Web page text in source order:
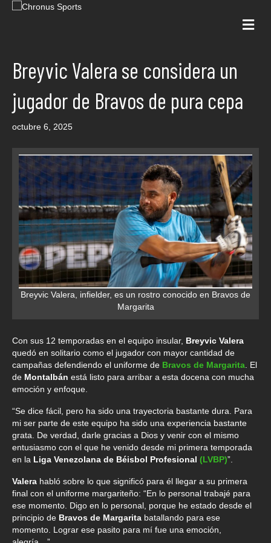
Breyvic Valera se considera un
jugador de Bravos de pura cepa
octubre 6, 2025
Breyvic Valera, infielder, es un rostro conocido en Bravos de
Margarita
Con sus 12 temporadas en el equipo insular, Breyvic Valera
quedó en solitario como el jugador con mayor cantidad de
campañas defendiendo el uniforme de Bravos de Margarita . El
de Montalbán está listo para arribar a esta docena con mucha
emoción y enfoque.
“Se dice fácil, pero ha sido una trayectoria bastante dura. Para
mi ser parte de este equipo ha sido una experiencia bastante
grata. De verdad, darle gracias a Dios y venir con el mismo
entusiasmo con el que he venido desde mi primera temporada
en la Liga Venezolana de Béisbol Profesional (LVBP)”.
Valera habló sobre lo que significó para él llegar a su primera
final con el uniforme margariteño: “En lo personal trabajé para
ese momento. Digo en lo personal, porque he estado desde el
principio de Bravos de Margarita batallando para ese
momento. Lograr ese pasito para mí fue una emoción,